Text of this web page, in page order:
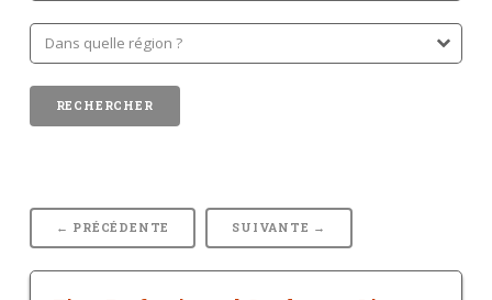
← PRÉCÉDENTE SUIVANTE →